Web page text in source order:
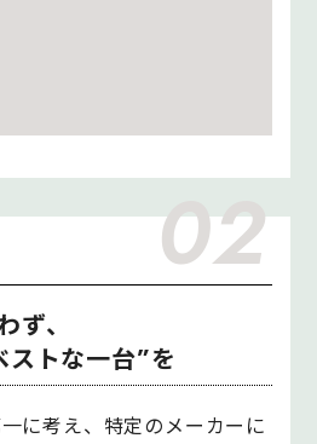
02
ず、
トな一台”を
に考え、特定のメーカーに